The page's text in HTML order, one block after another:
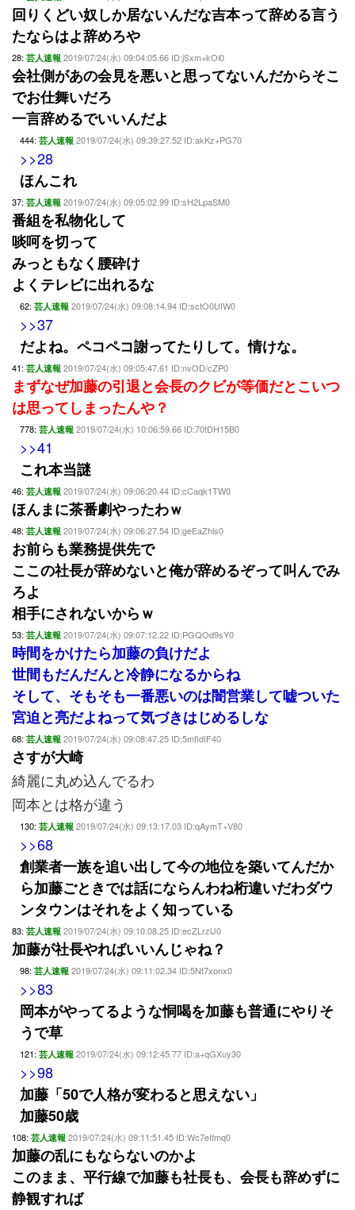
回りくどい奴しか居ないんだな吉本って辞める言う
たならはよ辞めろや
28: 芸人速報 2019/07/24(水) 09:04:05.66 ID:jSxm+kOi0
会社側があの会見を悪いと思ってないんだからそこ
でお仕舞いだろ
一言辞めるでいいんだよ
444: 芸人速報 2019/07/24(水) 09:39:27.52 ID:akKz+PG70
>>28
ほんこれ
37: 芸人速報 2019/07/24(水) 09:05:02.99 ID:sH2LpaSM0
番組を私物化して
啖呵を切って
みっともなく腰砕け
よくテレビに出れるな
62: 芸人速報 2019/07/24(水) 09:08:14.94 ID:sctO0UIW0
>>37
だよね。ペコペコ謝ってたりして。情けな。
41: 芸人速報 2019/07/24(水) 09:05:47.61 ID:nvOD/cZP0
まずなぜ加藤の引退と会長のクビが等価だとこいつ
は思ってしまったんや？
778: 芸人速報 2019/07/24(水) 10:06:59.66 ID:70tDH15B0
>>41
これ本当謎
46: 芸人速報 2019/07/24(水) 09:06:20.44 ID:cCaqk1TW0
ほんまに茶番劇やったわｗ
48: 芸人速報 2019/07/24(水) 09:06:27.54 ID:geEaZhls0
お前らも業務提供先で
ここの社長が辞めないと俺が辞めるぞって叫んでみ
ろよ
相手にされないからｗ
53: 芸人速報 2019/07/24(水) 09:07:12.22 ID:PGQOd9sY0
時間をかけたら加藤の負けだよ
世間もだんだんと冷静になるからね
そして、そもそも一番悪いのは闇営業して嘘ついた
宮迫と亮だよねって気づきはじめるしな
68: 芸人速報 2019/07/24(水) 09:08:47.25 ID:5mfldIF40
さすが大崎
綺麗に丸め込んでるわ
岡本とは格が違う
130: 芸人速報 2019/07/24(水) 09:13:17.03 ID:qAymT+V80
>>68
創業者一族を追い出して今の地位を築いてんだか
ら加藤ごときでは話にならんわね桁違いだわダウ
ンタウンはそれをよく知っている
83: 芸人速報 2019/07/24(水) 09:10:08.25 ID:ecZLrzlJ0
加藤が社長やればいいんじゃね？
98: 芸人速報 2019/07/24(水) 09:11:02.34 ID:5Nt7xonx0
>>83
岡本がやってるような恫喝を加藤も普通にやりそ
うで草
121: 芸人速報 2019/07/24(水) 09:12:45.77 ID:a+qGXuy30
>>98
加藤「50で人格が変わると思えない」
加藤50歳
108: 芸人速報 2019/07/24(水) 09:11:51.45 ID:Wc7eIfmq0
加藤の乱にもならないのかよ
このまま、平行線で加藤も社長も、会長も辞めずに
静観すれば